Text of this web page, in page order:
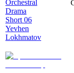
Orchestral
Drama
Short 06
Yevhen
Lokhmatov